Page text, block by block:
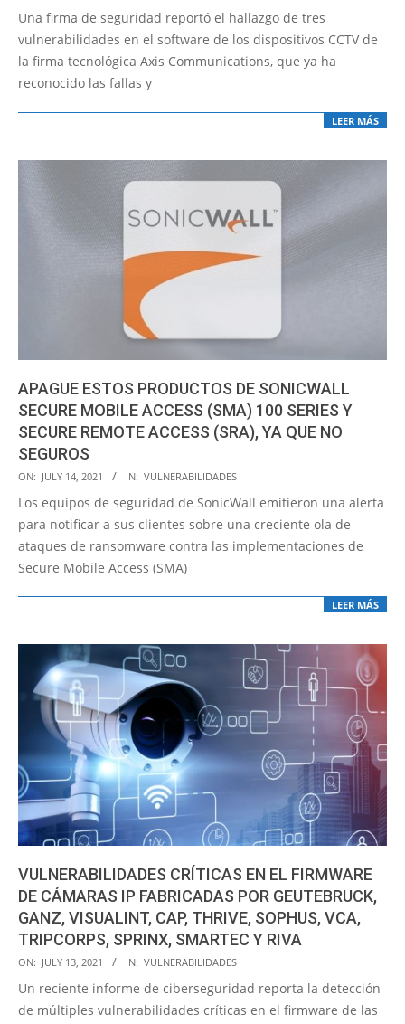
10-
06
Una firma de seguridad reportó el hallazgo de tres
vulnerabilidades en el software de los dispositivos CCTV de
la firma tecnológica Axis Communications, que ya ha
reconocido las fallas y
LEER MÁS
APAGUE ESTOS PRODUCTOS DE SONICWALL
SECURE MOBILE ACCESS (SMA) 100 SERIES Y
SECURE REMOTE ACCESS (SRA), YA QUE NO
SEGUROS
2021-
07-
ON: JULY 14, 2021 IN: VULNERABILIDADES
Los equipos de seguridad de SonicWall emitieron una alerta
para notificar a sus clientes sobre una creciente ola de
ataques de ransomware contra las implementaciones de
Secure Mobile Access (SMA)
LEER MÁS
VULNERABILIDADES CRÍTICAS EN EL FIRMWARE
DE CÁMARAS IP FABRICADAS POR GEUTEBRUCK,
GANZ, VISUALINT, CAP, THRIVE, SOPHUS, VCA,
TRIPCORPS, SPRINX, SMARTEC Y RIVA
2021-
07-
13
ON: JULY 13, 2021 IN: VULNERABILIDADES
Un reciente informe de ciberseguridad reporta la detección
de múltiples vulnerabilidades críticas en el firmware de las